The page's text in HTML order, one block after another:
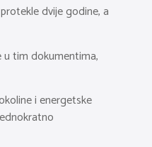
dvije godine, a
u tim dokumentima,
i energetske